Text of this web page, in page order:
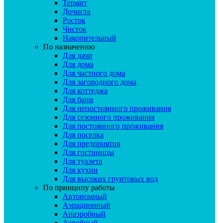
Термит
Дочиста
Росток
Чисток
Накопительный
По назначению
Для дачи
Для дома
Для частного дома
Для загородного дома
Для коттеджа
Для бани
Для непостоянного проживания
Для сезонного проживания
Для постоянного проживания
Для поселка
Для предприятия
Для гостиницы
Для туалета
Для кухни
Для высоких грунтовых вод
По принципу работы
Автономный
Аэрационный
Анаэробный